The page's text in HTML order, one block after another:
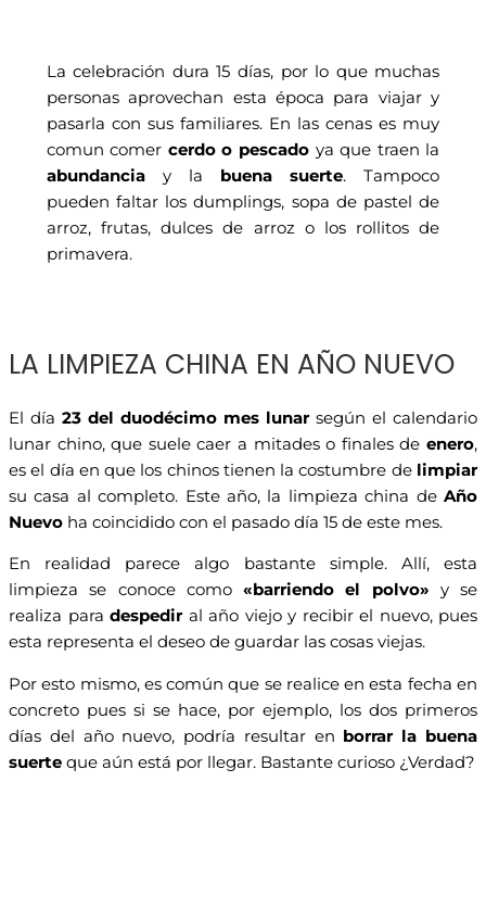
La celebración dura 15 días, por lo que muchas
personas aprovechan esta época para viajar y
pasarla con sus familiares. En las cenas es muy
comun comer cerdo o pescado ya que traen la
abundanciay la buena suerte. Tampoco
pueden faltar los dumplings, sopa de pastel de
arroz, frutas, dulces de arroz o los rollitos de
primavera.
LA LIMPIEZA CHINA EN AÑO NUEVO
El día 23 del duodécimo mes lunarsegún el calendario
lunar chino, que suele caer a mitades o finales de enero,
es el día en que los chinos tienen la costumbre de limpiar
su casa al completo. Este año, la limpieza china de Año
Nuevo ha coincidido con el pasado día 15 de este mes.
En realidad parece algo bastante simple. Allí, esta
limpieza se conoce como «barriendo el polvo» y se
realiza para despediral año viejo y recibir el nuevo, pues
esta representa el deseo de guardar las cosas viejas.
Por esto mismo, es común que se realice en esta fecha en
concreto pues si se hace, por ejemplo, los dos primeros
días del año nuevo, podría resultar en borrar la buena
suerte que aún está por llegar. Bastante curioso ¿Verdad?